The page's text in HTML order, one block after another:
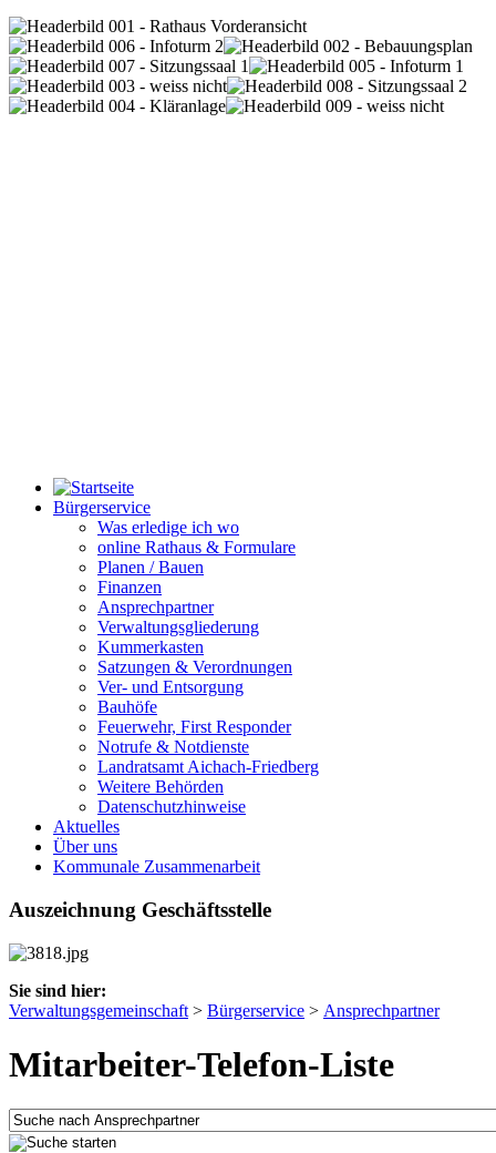
Bürgerservice
Was erledige ich wo
online Rathaus & Formulare
Planen / Bauen
Finanzen
Ansprechpartner
Verwaltungsgliederung
Kummerkasten
Satzungen & Verordnungen
Ver- und Entsorgung
Bauhöfe
Feuerwehr, First Responder
Notrufe & Notdienste
Landratsamt Aichach-Friedberg
Weitere Behörden
Datenschutzhinweise
Aktuelles
Über uns
Kommunale Zusammenarbeit
Auszeichnung Geschäftsstelle
Sie sind hier:
Verwaltungsgemeinschaft > Bürgerservice > Ansprechpartner
Mitarbeiter-Telefon-Liste